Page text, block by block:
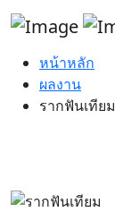
หน้าหลัก
ผลงาน
รากฟันเทียม